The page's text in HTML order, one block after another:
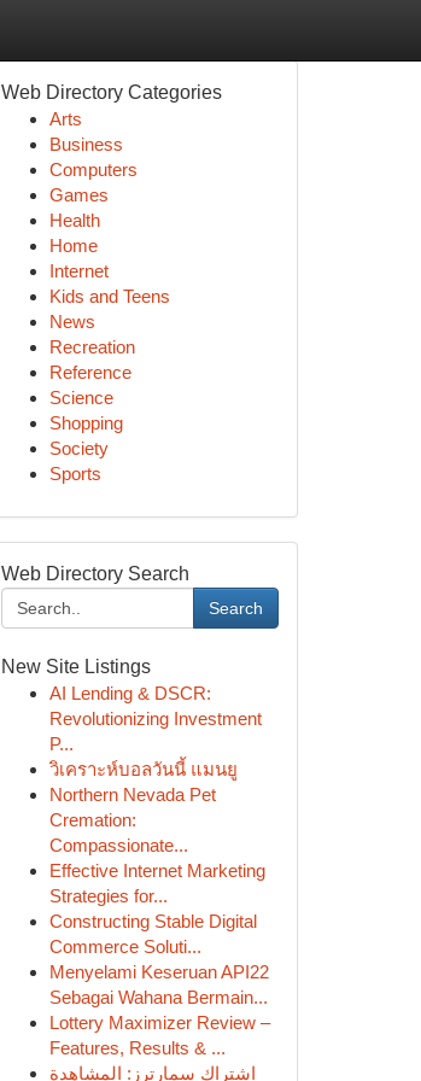
Web Directory Categories
Arts
Business
Computers
Games
Health
Home
Internet
Kids and Teens
News
Recreation
Reference
Science
Shopping
Society
Sports
Web Directory Search
Search
New Site Listings
AI Lending & DSCR:
Revolutionizing Investment
P...
วิเคราะห์บอลวันนี้ แมนยู
Northern Nevada Pet
Cremation:
Compassionate...
Effective Internet Marketing
Strategies for...
Constructing Stable Digital
Commerce Soluti...
Menyelami Keseruan API22
Sebagai Wahana Bermain...
Lottery Maximizer Review –
Features, Results & ...
اشتراك سمارترز: المشاهدة